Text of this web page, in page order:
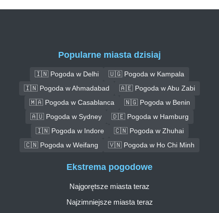
Popularne miasta dzisiaj
🇮🇳 Pogoda w Delhi
🇺🇬 Pogoda w Kampala
🇮🇳 Pogoda w Ahmadabad
🇦🇪 Pogoda w Abu Zabi
🇲🇦 Pogoda w Casablanca
🇳🇬 Pogoda w Benin
🇦🇺 Pogoda w Sydney
🇩🇪 Pogoda w Hamburg
🇮🇳 Pogoda w Indore
🇨🇳 Pogoda w Zhuhai
🇨🇳 Pogoda w Weifang
🇻🇳 Pogoda w Ho Chi Minh
Ekstrema pogodowe
Najgorętsze miasta teraz
Najzimniejsze miasta teraz